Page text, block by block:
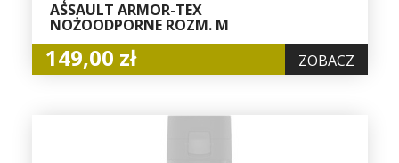
ASSAULT ARMOR-TEX
NOŻOODPORNE ROZM. M
149,00 zł ZOBACZ